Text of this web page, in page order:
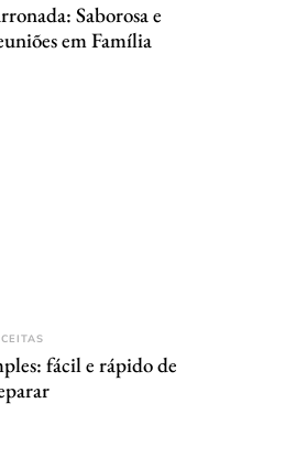
Saborosa e
em Família
fácil e rápido de